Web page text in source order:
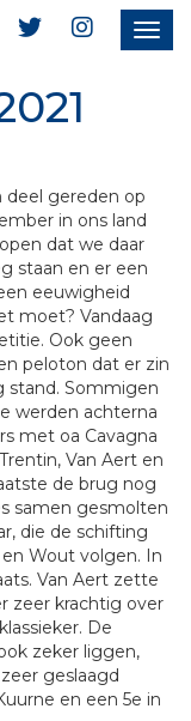
deel gereden op
in ons land
dat we daar
staan en er een
eeuwigheid
moet? Vandaag
Ook geen
peloton dat er zin
stand. Sommigen
werden achterna
met oa Cavagna
Van Aert en
de brug nog
samen gesmolten
die de schifting
Wout volgen. In
Van Aert zette
zeer krachtig over
De
zeker liggen,
geslaagd
en een 5e in